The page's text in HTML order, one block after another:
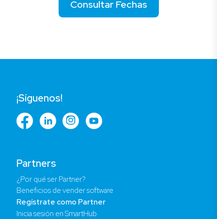
Consultar Fechas
Partners
¿Por qué ser Partner?
Beneficios de vender software
Regístrate como Partner
Inicia sesión en SmartHub
¡Síguenos!